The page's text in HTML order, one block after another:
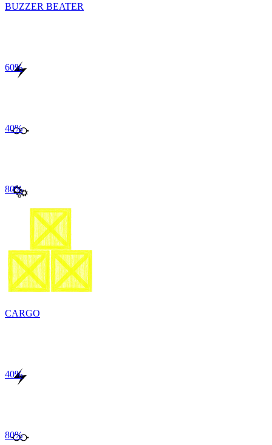
BUZZER BEATER
60%
40%
80%
CARGO
40%
80%